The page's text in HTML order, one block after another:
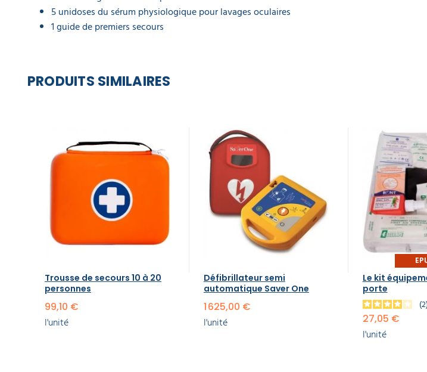
5 unidoses du sérum physiologique pour lavages oculaires
1 guide de premiers secours
PRODUITS SIMILAIRES
Trousse de secours 10 à 20
personnes
99,10 €
l'unité
Défibrillateur semi
automatique Saver One
1 625,00 €
l'unité
Le kit
porte
2
27,05 €
l'unité